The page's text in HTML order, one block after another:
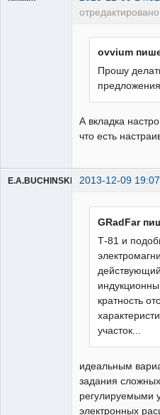
ovvium
Прошу
предложения.
А вкладка
что есть
E.A.BUCHINSKIY 2013-12-09
GRadFar
Т-81 и
действующий
кратность
участок...
идеальным
задания
регулируемыми
электронных